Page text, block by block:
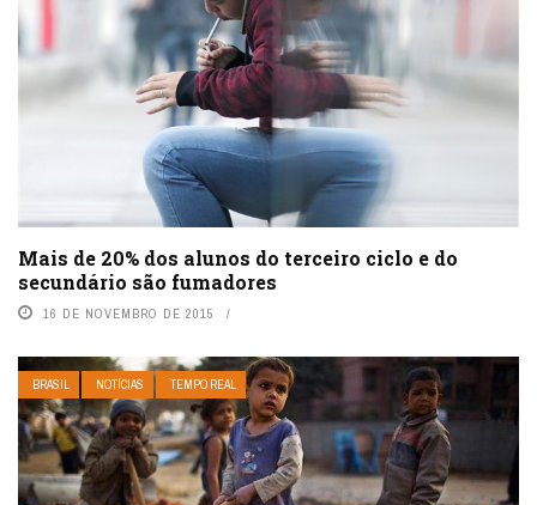
Mais de 20% dos alunos do terceiro ciclo e do
secundário são fumadores
16 DE NOVEMBRO DE 2015
BRASIL NOTÍCIAS TEMPO REAL